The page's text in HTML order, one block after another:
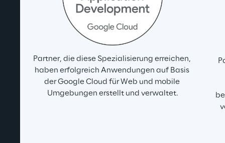
Partner, die diese Spezialisierung erreichen,
haben erfolgreich Anwendungen auf Basis
der Google Cloud für Web und mobile
Umgebungen erstellt und verwaltet.